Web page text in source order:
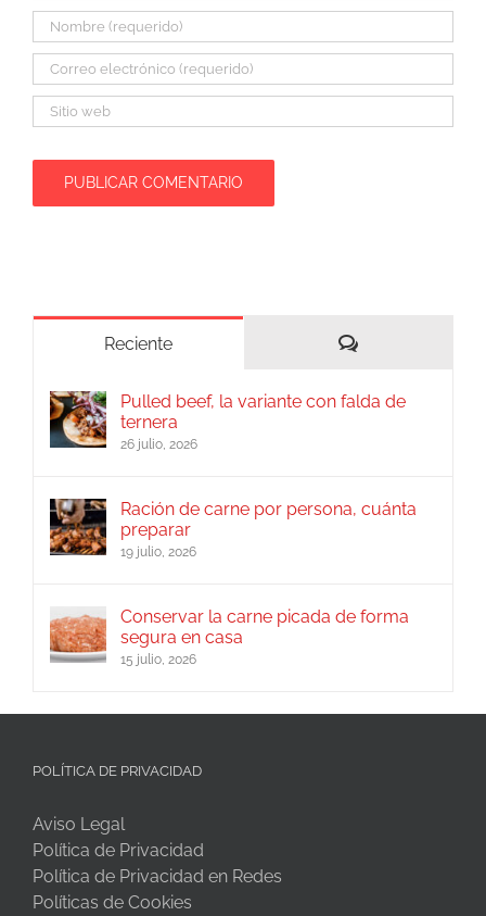
Reciente Comentarios
Pulled beef, la variante con falda de
ternera
26 julio, 2026
Ración de carne por persona, cuánta
preparar
19 julio, 2026
Conservar la carne picada de forma
segura en casa
15 julio, 2026
POLÍTICA DE PRIVACIDAD
Aviso Legal
Política de Privacidad
Política de Privacidad en Redes
Políticas de Cookies